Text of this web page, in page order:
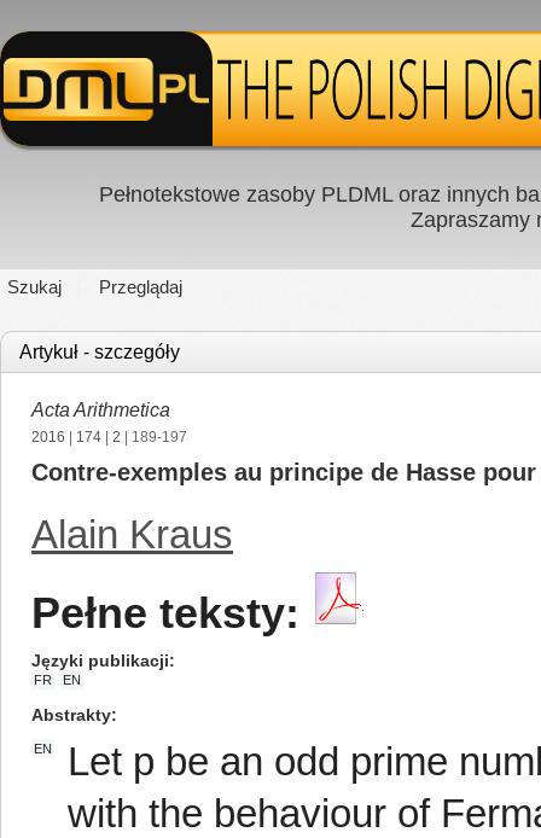
Pełnotekstowe zasoby PLDML oraz innych
Zapraszamy
Szukaj Przeglądaj
Artykuł - szczegóły
Acta Arithmetica
2016 174 2 | 189-197
Contre-exemples au principe de Hasse
Alain Kraus
Pełne teksty:
Języki publikacji
FR EN
Abstrakty
EN
Let p be an odd prime
with the behaviour of